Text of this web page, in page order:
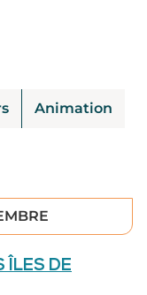
Animation
ÎLES DE